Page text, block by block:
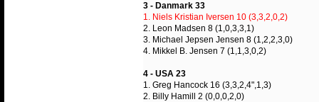
3 - Danmark 33
1. Niels Kristian Iversen 10 (3,3,2,0,2)
2. Leon Madsen 8 (1,0,3,3,1)
3. Michael Jepsen Jensen 8 (1,2,2,3,0)
4. Mikkel B. Jensen 7 (1,1,3,0,2)
4 - USA 23
1. Greg Hancock 16 (3,3,2,4",1,3)
2. Billy Hamill 2 (0,0,0,2,0)